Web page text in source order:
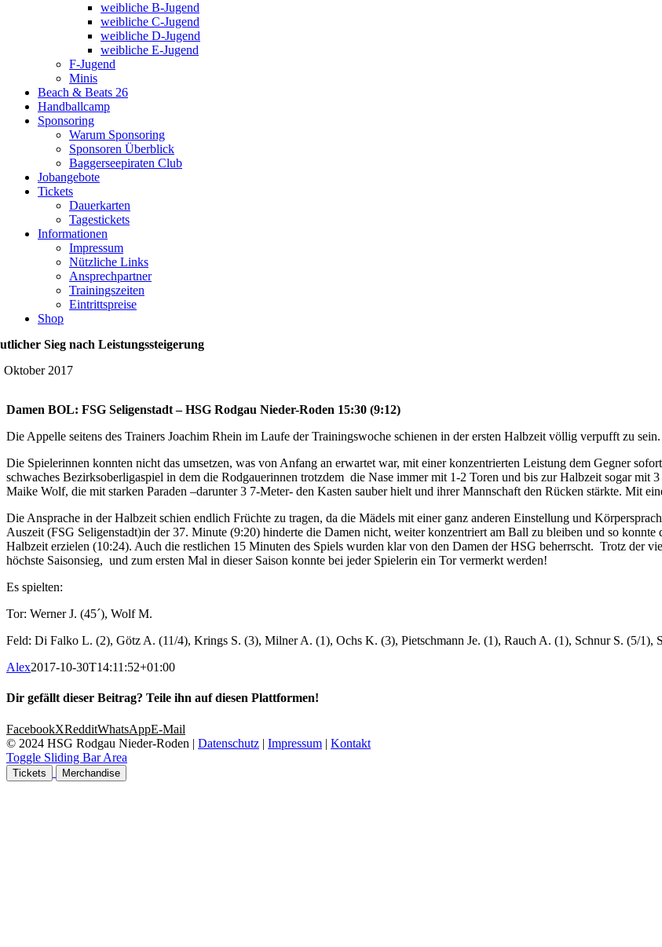
weibliche B-Jugend
weibliche C-Jugend
weibliche D-Jugend
weibliche E-Jugend
F-Jugend
Minis
Beach & Beats 26
Handballcamp
Sponsoring
Warum Sponsoring
Sponsoren Überblick
Baggerseepiraten Club
Jobangebote
Tickets
Dauerkarten
Tagestickets
Informationen
Impressum
Nützliche Links
Ansprechpartner
Trainingszeiten
Eintrittspreise
Shop
Sieg nach Leistungssteigerung
Oktober 2017
Damen BOL: FSG Seligenstadt – HSG Rodgau Nieder-Roden 15:30 (9:12)
Die Appelle seitens des Trainers Joachim Rhein im Laufe der Trainingswoche schienen in der ersten Halbzeit völlig verpufft zu sein.
Die Spielerinnen konnten nicht das umsetzen, was von Anfang an erwartet war, mit einer konzentrierten Leistung dem Gegner
schwaches Bezirksoberligaspiel in dem die Rodgauerinnen trotzdem die Nase immer mit 1-2 Toren und bis zur Halbzeit sogar mit
Maike Wolf, die mit starken Paraden –darunter 3 7-Meter- den Kasten sauber hielt und ihrer Mannschaft den Rücken stärkte. Mit
Die Ansprache in der Halbzeit schien endlich Früchte zu tragen, da die Mädels mit einer ganz anderen Einstellung und
Auszeit (FSG Seligenstadt)in der 37. Minute (9:20) hinderte die Damen nicht, weiter konzentriert am Ball zu bleiben und so
Halbzeit erzielen (10:24). Auch die restlichen 15 Minuten des Spiels wurden klar von den Damen der HSG beherrscht. Trotz der
höchste Saisonsieg, und zum ersten Mal in dieser Saison konnte bei jeder Spielerin ein Tor vermerkt werden!
Es spielten:
Tor: Werner J. (45´), Wolf M.
Feld: Di Falko L. (2), Götz A. (11/4), Krings S. (3), Milner A. (1), Ochs K. (3), Pietschmann Je. (1), Rauch A. (1), Schnur S. (5/1),
Alex2017-10-30T14:11:52+01:00
Dir gefällt dieser Beitrag? Teile ihn auf diesen Plattformen!
FacebookXRedditWhatsAppE-Mail
© 2024 HSG Rodgau Nieder-Roden | Datenschutz | Impressum | Kontakt
Toggle Sliding Bar Area
Tickets Merchandise